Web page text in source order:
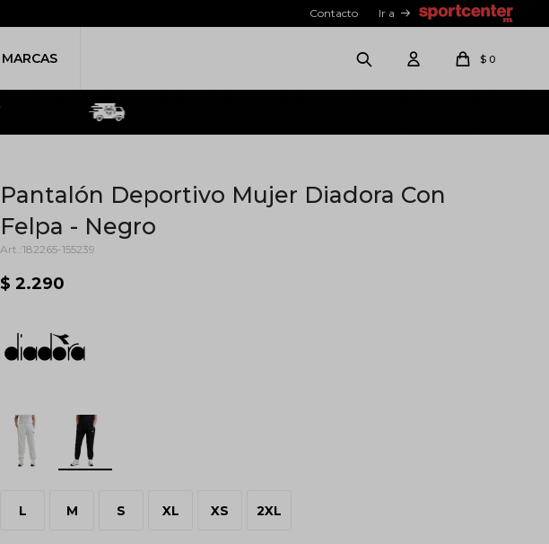
MARCAS $ 0
Contacto Ir a
Pantalón Deportivo Mujer Diadora Con
Felpa - Negro
182265-155239
$ 2.290
L M S XL XS 2XL